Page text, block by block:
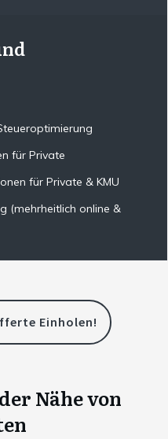
für Private
für Private & KMU
(mehrheitlich online &
Einholen!
Nähe von